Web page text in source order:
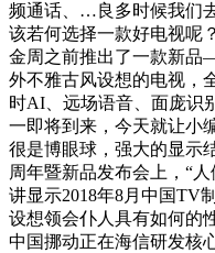
频通话、…良多时候我们
该若何选择一款好电视呢
金周之前推出了一款新
外不雅古风设想的电视，
时AI、远场语音、面庞识
一即将到来，今天就让小
很是博眼球，强大的显示
周年暨新品发布会上，“
讲显示2018年8月中国TV
设想领会仆人具有如何的
中国挪动正在海信研发核